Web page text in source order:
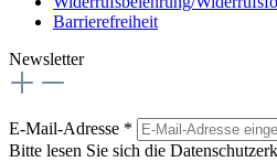
Barrierefreiheit
Newsletter
E-Mail-Adresse *
Bitte lesen Sie sich die